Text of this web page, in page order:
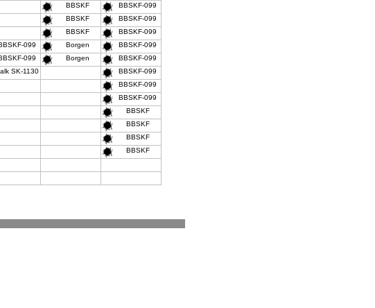
BBSKF
BBSKF-099
BBSKF
BBSKF-099
BBSKF
BBSKF-099
099 Borgen
BBSKF-099
099 Borgen
BBSKF-099
SK-1130
BBSKF-099
BBSKF-099
BBSKF-099
BBSKF
BBSKF
BBSKF
BBSKF